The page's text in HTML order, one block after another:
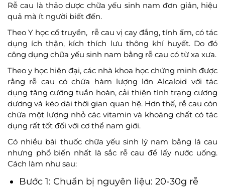
Rễ cau là thảo dược chữa yếu sinh nam đơn giản, hiệu
quả mà ít người biết đến.
Theo Y học cổ truyền, rễ cau vị cay đắng, tính ấm, có tác
dụng ích thận, kích thích lưu thông khí huyết. Do đó
công dụng chữa yếu sinh nam bằng rễ cau có từ xa xưa.
Theo y học hiện đại, các nhà khoa học chứng minh được
rằng rễ cau có chứa hàm lượng lớn Alcaloid với tác
dụng tăng cường tuần hoàn, cải thiện tình trạng cương
dương và kéo dài thời gian quan hệ. Hơn thế, rễ cau còn
chứa một lượng nhỏ các vitamin và khoáng chất có tác
dụng rất tốt đối với cơ thể nam giới.
Có nhiều bài thuốc chữa yếu sinh lý nam bằng lá cau
nhưng phổ biến nhất là sắc rễ cau để lấy nước uống.
Cách làm như sau:
Bước 1: Chuẩn bị nguyên liệu: 20-30g rễ